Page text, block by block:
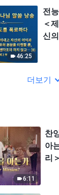
집
나
인
46:25
전
＜
신
집
더보기
6:11
찬
아
리＞